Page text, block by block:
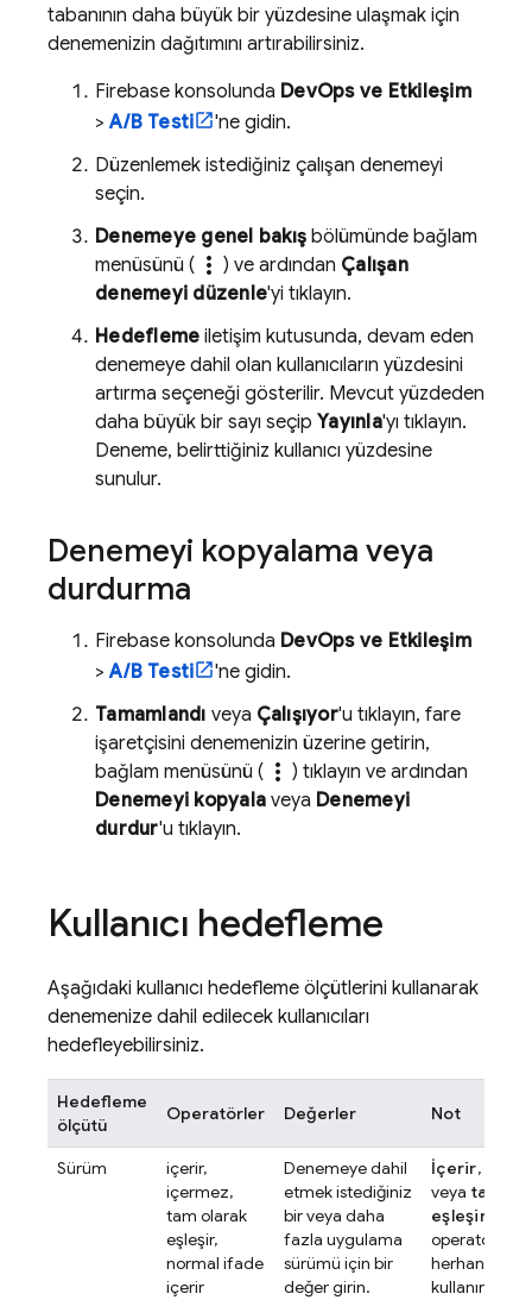
tabanının daha büyük bir yüzdesine ulaşmak için
denemenizin dağıtımını artırabilirsiniz.
Firebase konsolunda DevOps ve Etkileşim
>A/B Testi
'ne gidin.
Düzenlemek istediğiniz çalışan denemeyi
seçin.
Denemeye genel bakış bölümünde bağlam
menüsünü ( more_vert ) ve ardından Çalışan
denemeyi düzenle'yi tıklayın.
Hedefleme iletişim kutusunda, devam eden
denemeye dahil olan kullanıcıların yüzdesini
artırma seçeneği gösterilir. Mevcut yüzdeden
daha büyük bir sayı seçip Yayınla'yı tıklayın.
Deneme, belirttiğiniz kullanıcı yüzdesine
sunulur.
Denemeyi kopyalama veya
durdurma
Firebase konsolunda DevOps ve Etkileşim
>A/B Testi
'ne gidin.
Tamamlandı veya Çalışıyor'u tıklayın, fare
işaretçisini denemenizin üzerine getirin,
bağlam menüsünü ( more_vert ) tıklayın ve ardından
Denemeyi kopyala veya Denemeyi
durdur'u tıklayın.
Kullanıcı hedefleme
Aşağıdaki kullanıcı hedefleme ölçütlerini kullanarak
denemenize dahil edilecek kullanıcıları
hedefleyebilirsiniz.
Hedefleme
ölçütü
Operatörler Değerler Not
Sürüm
içerir,
içermez,
tam olarak
eşleşir,
normal ifade
içerir
Denemeye dahil
etmek istediğiniz
bir veya daha
fazla uygulama
sürümü için bir
değer girin.
İçerir,
veya tam
eşleşir
herhangi
kullanırken